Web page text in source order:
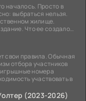
началось. Просто в
выбраться нельзя.
жилище.
Что ее создало
свои правила. Обычная
отбора участников
номера
участвовать в
(2023-2026)